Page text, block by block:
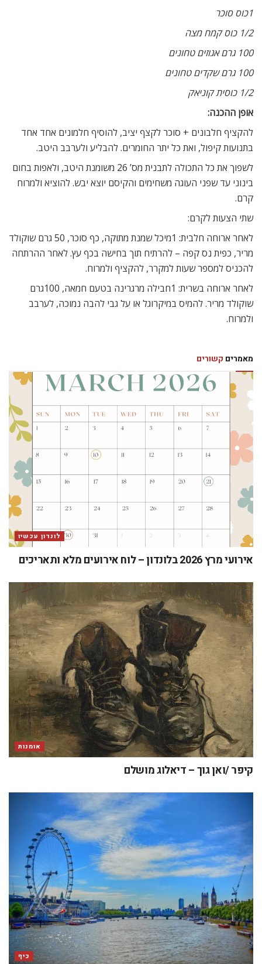
1כוס סוכר
1/2 כוס קמח מצה
100 גרם אגוזים טחונים
100 גרם שקדים טחונים
1/2 כוסית קוניאק
אופן ההכנה:
להקציף חלבונים + סוכר לקצף יציב, להוסיף חלמונים אחד אחד
בתנועות קיפול, ואת כל יתר החומרים. להבליע ולערבב היטב.
לשפוך את כל התכולה לתבנית מס’ 26 משומנת היטב, ולאפות בחום
בינוני עד שפני העוגה משחימים והקיסם יוצא יבש. להוציא ולמרוח
קרם.
שתי הצעות לקרם:
לאחר ארוחה חלבית: 1מיכל שמנת מתוקה, כף סוכר, 50 גרם שוקולד
מריר, כפית נס קפה – להרתיח תוך בחישה בכף עץ. לאחר ההרתחה
להכניס למספר שעות למקרר, להקציף ולמרוח.
לאחר ארוחה בשרית: 1חבילה מרגרינה בטעם חמאה, 100גרם
שוקולד מריר. להמיס במיקרוגל או על גבי להבה נמוכה, לערבב
ולמרוח.
מאמרים קשורים
לונדון עכשיו
אירועי מרץ 2026 בלונדון – לוח אירועים מלא ותאריכים
אומנות
קיפר /ואן גוך – דיאלוג מושלם
כיף